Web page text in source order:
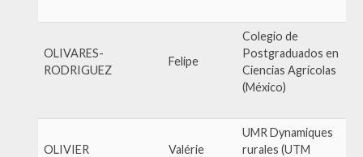
OLIVARES-
RODRIGUEZ
Felipe
Colegio de
Postgraduados en
Ciencias Agrícolas
(México)
OLIVIER Valérie
UMR Dynamiques
rurales (UTM